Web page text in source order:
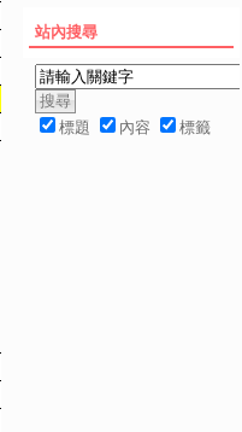
644 0 合計
17303
7.74% 1.00% 8.75%
站內搜尋
標題 內容 標籤